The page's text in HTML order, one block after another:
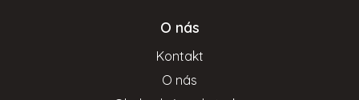
O nás
Kontakt
O nás